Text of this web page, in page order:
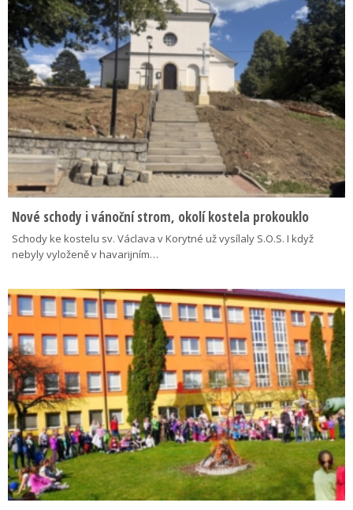
Nové schody i vánoční strom, okolí kostela prokouklo
Schody ke kostelu sv. Václava v Korytné už vysílaly S.O.S. I když
nebyly vyloženě v havarijním…